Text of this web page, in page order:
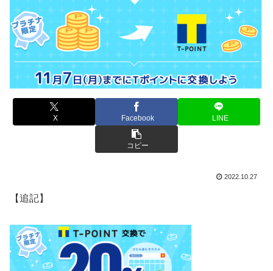
X Facebook LINE
コピー
2022.10.27
【追記】